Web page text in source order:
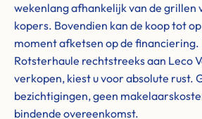
wekenlang afhankelijk van de grillen
kopers. Bovendien kan de koop tot
moment afketsen op de financiering.
Rotsterhaule rechtstreeks aan Leco
verkopen, kiest u voor absolute rust.
bezichtigingen, geen
bindende overeenkomst.